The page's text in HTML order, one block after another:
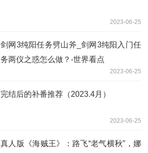
2023-06-25
剑网3纯阳任务劈山斧_剑网3纯阳入门任
务两仪之惑怎么做？-世界看点
2023-06-25
完结后的补番推荐（2023.4月）
2023-06-25
真人版《海贼王》：路飞“老气横秋”，娜